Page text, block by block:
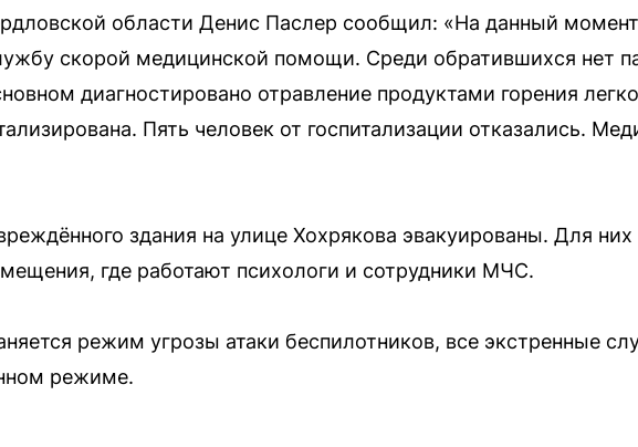
области Денис Паслер сообщил: «На данный
скорой медицинской помощи. Среди обратившихся нет
диагностировано отравление продуктами горения
Пять человек от госпитализации отказались.
здания на улице Хохрякова эвакуированы. Для них
где работают психологи и сотрудники МЧС.
режим угрозы атаки беспилотников, все экстренные
режиме.